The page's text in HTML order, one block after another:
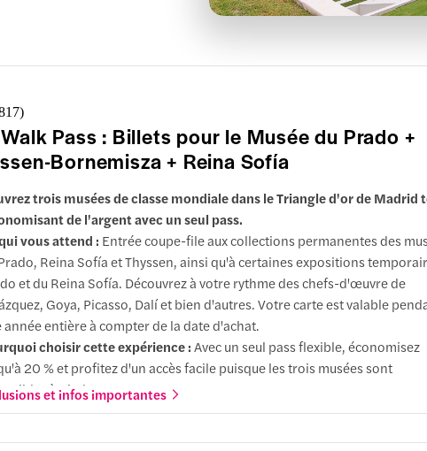
)
Pass : Billets pour le Musée du Prado +
Bornemisza + Reina Sofía
trois musées de classe mondiale dans le Triangle d'or de Madrid
de l'argent avec un seul pass.
vous attend : Entrée coupe-file aux collections permanentes des
Reina Sofía et Thyssen, ainsi qu'à certaines expositions
et du Reina Sofía. Découvrez à votre rythme des chefs-d'œuvre de
Goya, Picasso, Dalí et bien d'autres. Votre carte est valable
année entière à compter de la date d'achat.
choisir cette expérience :Avec un seul pass flexible, économisez
20 % et profitez d'un accès facile puisque les trois musées sont
à pied.
et infos importantes